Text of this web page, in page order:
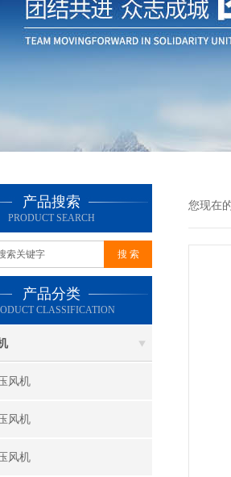
产品搜索
PRODUCT SEARCH
产品分类
CLASSIFICATION
风机
风机
风机
您现在